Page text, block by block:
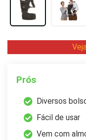
Prós
Diversos
Fácil de usar
Vem com